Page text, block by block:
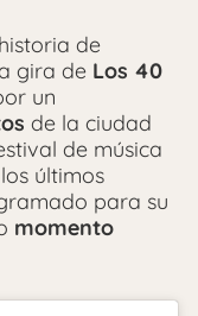
de
gira de Los 40
un
de la ciudad
de música
últimos
para su
momento